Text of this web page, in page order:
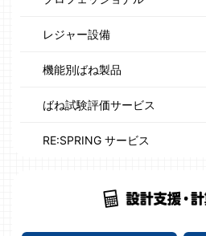
レジャー設備
機能別ばね製品
ばね試験評価サービス
RE:SPRING サービス